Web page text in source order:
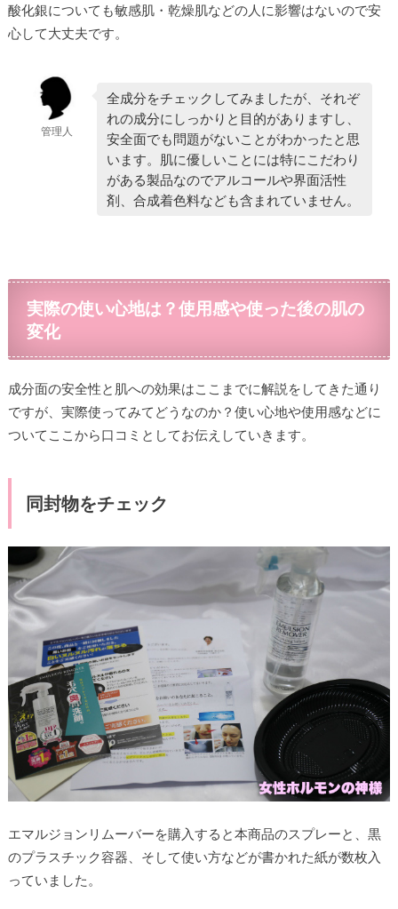
酸化銀についても敏感肌・乾燥肌などの人に影響はないので安
心して大丈夫です。
管理人
全成分をチェックしてみましたが、それぞ
れの成分にしっかりと目的がありますし、
安全面でも問題がないことがわかったと思
います。肌に優しいことには特にこだわり
がある製品なのでアルコールや界面活性
剤、合成着色料なども含まれていません。
実際の使い心地は？使用感や使った後の肌の
変化
成分面の安全性と肌への効果はここまでに解説をしてきた通り
ですが、実際使ってみてどうなのか？使い心地や使用感などに
ついてここから口コミとしてお伝えしていきます。
同封物をチェック
エマルジョンリムーバーを購入すると本商品のスプレーと、黒
のプラスチック容器、そして使い方などが書かれた紙が数枚入
っていました。